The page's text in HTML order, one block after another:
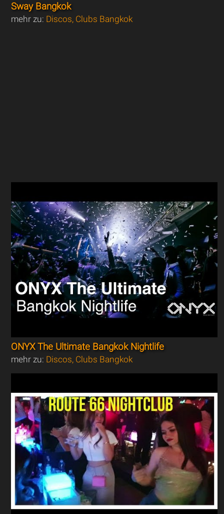
Sway Bangkok
mehr zu: Discos, Clubs Bangkok
ONYX The Ultimate Bangkok Nightlife
mehr zu: Discos, Clubs Bangkok